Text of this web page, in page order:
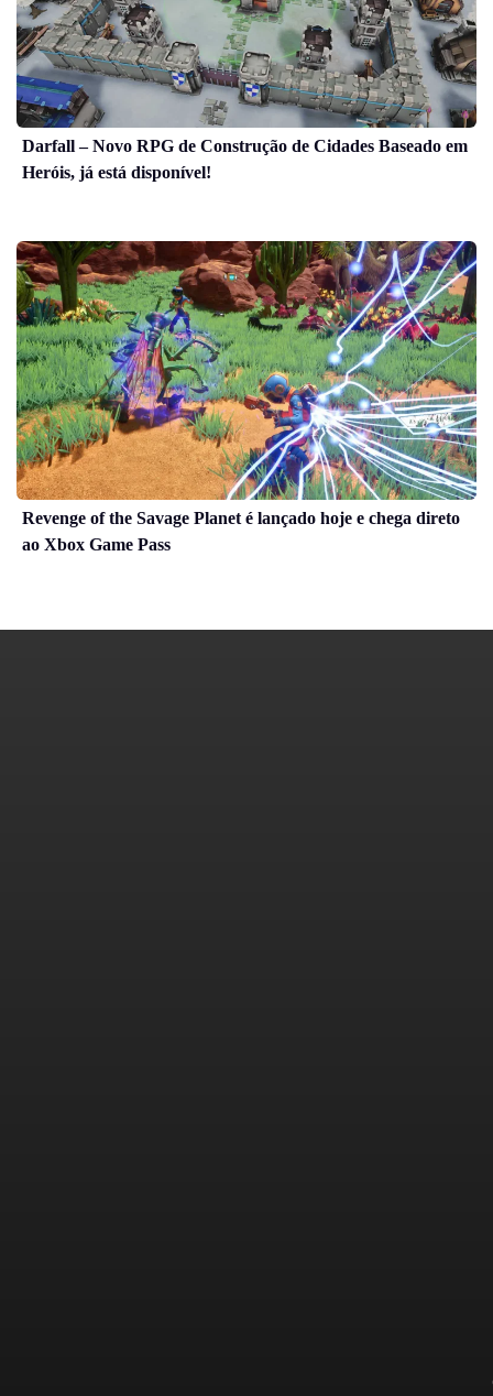
Darfall – Novo RPG de Construção de Cidades Baseado em
Heróis, já está disponível!
Revenge of the Savage Planet é lançado hoje e chega direto
ao Xbox Game Pass